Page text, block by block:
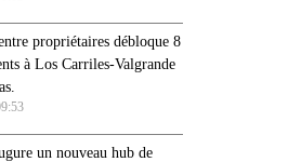
propriétaires débloque 8
à Los Carriles-Valgrande
un nouveau hub de